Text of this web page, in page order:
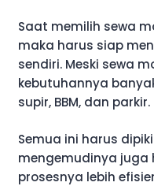
Saat memilih sewa
maka harus siap
sendiri. Meski sewa
kebutuhannya
supir, BBM, dan parkir.
Semua ini harus
mengemudinya juga
prosesnya lebih